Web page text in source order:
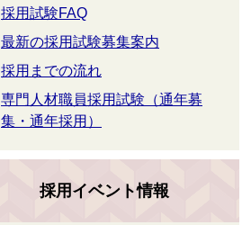
採用試験FAQ
最新の採用試験募集案内
採用までの流れ
専門人材職員採用試験（通年募
集・通年採用）
採用イベント情報